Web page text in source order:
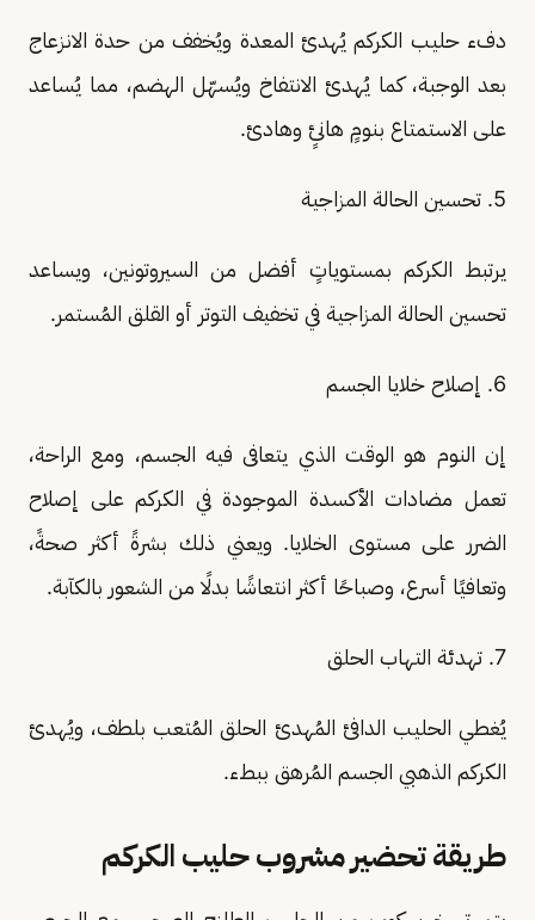
دفء حليب الكركم يُهدئ المعدة ويُخفف من حدة الانزعاج
بعد الوجبة، كما يُهدئ الانتفاخ ويُسهّل الهضم، مما يُساعد
على الاستمتاع بنومٍ هانئٍ وهادئ.
5. تحسين الحالة المزاجية
يرتبط الكركم بمستوياتٍ أفضل من السيروتونين، ويساعد
تحسين الحالة المزاجية في تخفيف التوتر أو القلق المُستمر.
6. إصلاح خلايا الجسم
إن النوم هو الوقت الذي يتعافى فيه الجسم، ومع الراحة،
تعمل مضادات الأكسدة الموجودة في الكركم على إصلاح
الضرر على مستوى الخلايا. ويعني ذلك بشرةً أكثر صحةً،
وتعافيًا أسرع، وصباحًا أكثر انتعاشًا بدلًا من الشعور بالكآبة.
7. تهدئة التهاب الحلق
يُغطي الحليب الدافئ المُهدئ الحلق المُتعب بلطف، ويُهدئ
الكركم الذهبي الجسم المُرهق ببطء.
طريقة تحضير مشروب حليب الكركم